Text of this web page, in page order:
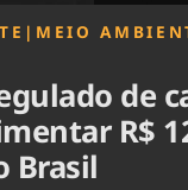
| MEIO
de
R$
Brasil